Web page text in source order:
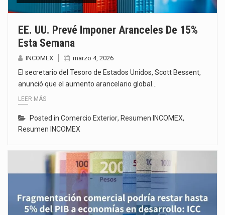
EE. UU. Prevé Imponer Aranceles De 15%
Esta Semana
INCOMEX marzo 4, 2026
El secretario del Tesoro de Estados Unidos, Scott Bessent,
anunció que el aumento arancelario global…
LEER MÁS
Posted in Comercio Exterior, Resumen INCOMEX,
Resumen INCOMEX